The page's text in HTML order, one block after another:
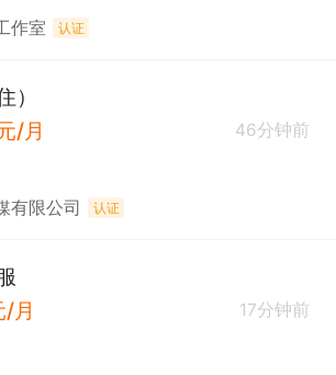
作室 认证
）
/月
46分钟前
有限公司 认证
月
17分钟前